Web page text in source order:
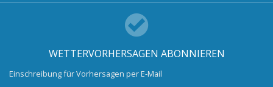
WETTERVORHERSAGEN ABONNIEREN
Einschreibung für Vorhersagen per E-Mail